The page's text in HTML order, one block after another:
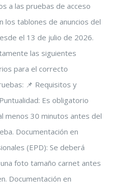
a las pruebas de acceso
los tablones de anuncios del
el 13 de julio de 2026.
las siguientes
para el correcto
📌 Requisitos y
Es obligatorio
menos 30 minutos antes del
Documentación en
(EPD): Se deberá
foto tamaño carnet antes
Documentación en